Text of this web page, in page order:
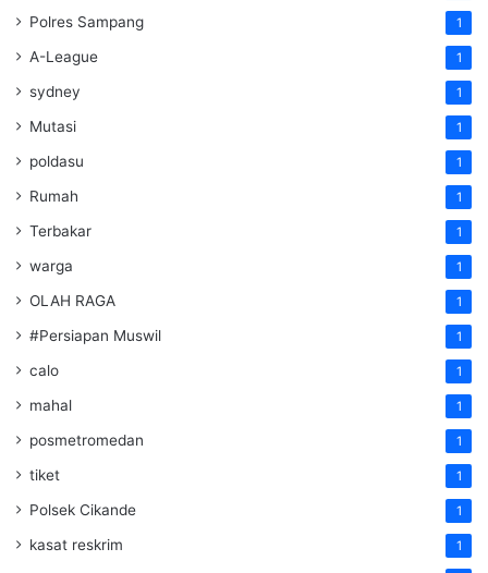
Polres Sampang 1
A-League 1
sydney 1
Mutasi 1
poldasu 1
Rumah 1
Terbakar 1
warga 1
OLAH RAGA 1
#Persiapan Muswil 1
calo 1
mahal 1
posmetromedan 1
tiket 1
Polsek Cikande 1
kasat reskrim 1